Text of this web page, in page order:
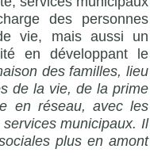
des personnes
vie, mais aussi un
en développant le
des familles, lieu
de la vie, de la prime
en réseau, avec les
municipaux. Il
plus en amont